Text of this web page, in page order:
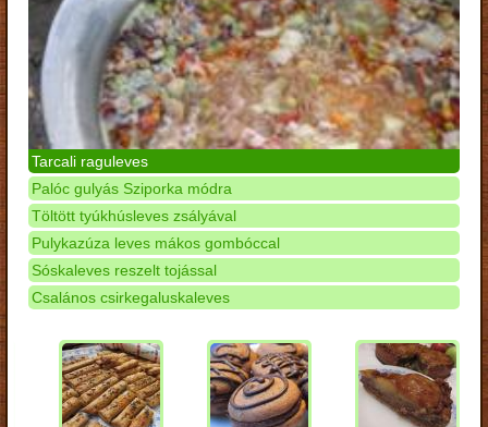
Tarcali raguleves
Palóc gulyás Sziporka módra
Töltött tyúkhúsleves zsályával
Pulykazúza leves mákos gombóccal
Sóskaleves reszelt tojással
Csalános csirkegaluskaleves